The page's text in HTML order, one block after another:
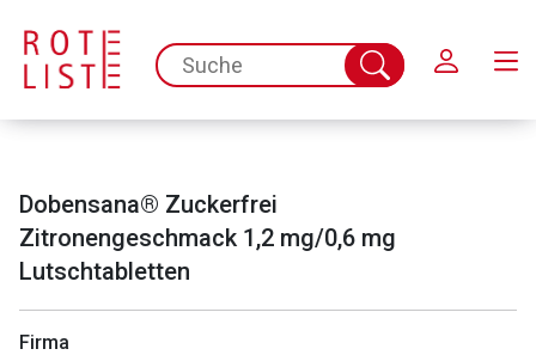
spc.search.input.placeholder
Suche
abschicken
Dobensana® Zuckerfrei
Zitronengeschmack 1,2 mg/0,6 mg
Lutschtabletten
Firma